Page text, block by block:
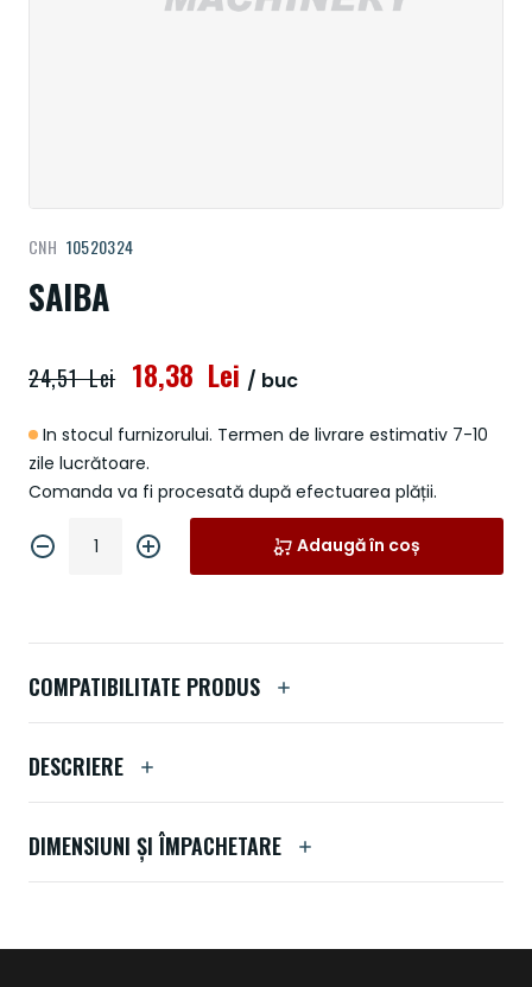
SAIBA
CNH 10520324
In stocul furnizorului. Termen de livrare estimativ 7-10
zile lucrătoare.
Comanda va fi procesată după efectuarea plății.
18,38 Lei
24,51 Lei / buc
Adaugă în coș
la
începutul
galeriei
imagini
COMPATIBILITATE PRODUS
DESCRIERE
DIMENSIUNI ȘI ÎMPACHETARE